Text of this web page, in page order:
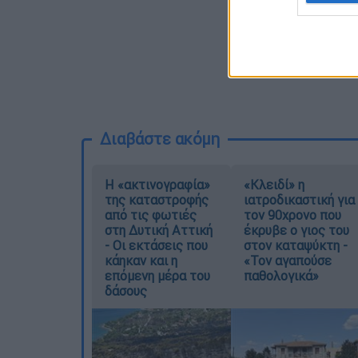
Διαβάστε ακόμη
Η «ακτινογραφία»
της καταστροφής
από τις φωτιές
στη Δυτική Αττική
- Οι εκτάσεις που
κάηκαν και η
επόμενη μέρα του
δάσους
«Κλειδί» η
ιατροδικαστική για
τον 90χρονο που
έκρυβε ο γιος του
στον καταψύκτη -
«Τον αγαπούσε
παθολογικά»